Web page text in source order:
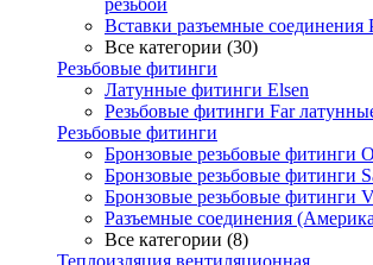
резьбой
Вставки разъемные соединения
Все категории (30)
Резьбовые фитинги
Латунные фитинги Elsen
Резьбовые фитинги Far
Резьбовые фитинги
Бронзовые резьбовые фитинги
Бронзовые резьбовые фитинги
Бронзовые резьбовые фитинги
Разъемные соединения
Все категории (8)
Теплоизляция вентиляционная